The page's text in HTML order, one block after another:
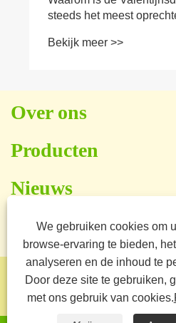
steeds het meest
Bekijk meer >>
Over ons
Producten
Nieuws
Neem contact met ons op
Copyright © 2025
Manufacturing Co., Ltd.
RSS
We gebruiken cookies om
browse-ervaring te bieden,
analyseren en de inhoud te
Door deze site te gebruiken,
met ons gebruik van cookies.